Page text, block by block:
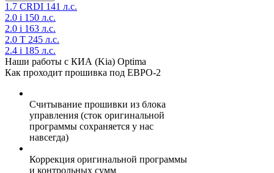
1.7 CRDI 141 л.с.
2.0 i 150 л.с.
2.0 i 163 л.с.
2.0 T 245 л.с.
2.4 i 185 л.с.
Наши работы с КИА (Kia) Optima
Как проходит прошивка под ЕВРО-2
Считывание прошивки из блока
управления (сток оригинальной
программы сохраняется у нас
навсегда)
Коррекция оригинальной программы
и контрольных сумм